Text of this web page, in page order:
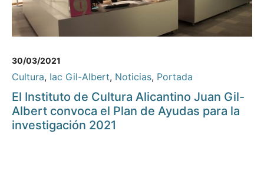
30/03/2021
Cultura, Iac Gil-Albert, Noticias, Portada
El Instituto de Cultura Alicantino Juan Gil-
Albert convoca el Plan de Ayudas para la
investigación 2021